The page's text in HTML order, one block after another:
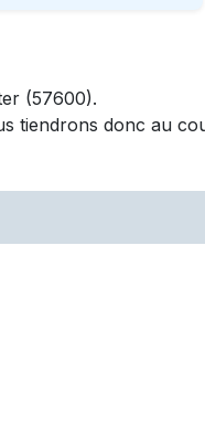
(57600).
tiendrons donc au